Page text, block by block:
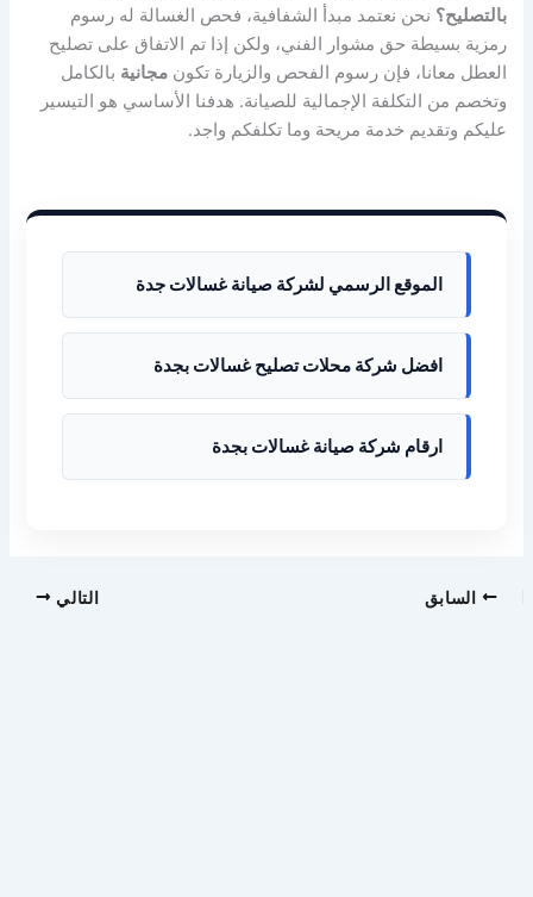
بالتصليح؟ نحن نعتمد مبدأ الشفافية، فحص الغسالة له رسوم
رمزية بسيطة حق مشوار الفني، ولكن إذا تم الاتفاق على تصليح
العطل معانا، فإن رسوم الفحص والزيارة تكونمجانية بالكامل
وتخصم من التكلفة الإجمالية للصيانة. هدفنا الأساسي هو التيسير
عليكم وتقديم خدمة مريحة وما تكلفكم واجد.
الموقع الرسمي لشركة صيانة غسالات جدة
افضل شركة محلات تصليح غسالات بجدة
ارقام شركة صيانة غسالات بجدة
السابق التالي